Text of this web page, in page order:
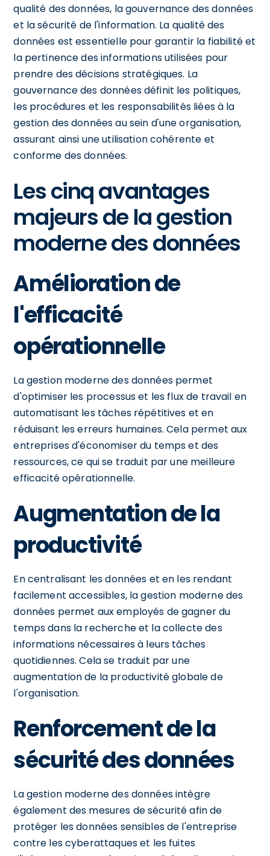
qualité des données, la gouvernance des données
et la sécurité de l'information. La qualité des
données est essentielle pour garantir la fiabilité et
la pertinence des informations utilisées pour
prendre des décisions stratégiques. La
gouvernance des données définit les politiques,
les procédures et les responsabilités liées à la
gestion des données au sein d'une organisation,
assurant ainsi une utilisation cohérente et
conforme des données.
Les cinq avantages
majeurs de la gestion
moderne des données
Amélioration de
l'efficacité
opérationnelle
La gestion moderne des données permet
d'optimiser les processus et les flux de travail en
automatisant les tâches répétitives et en
réduisant les erreurs humaines. Cela permet aux
entreprises d'économiser du temps et des
ressources, ce qui se traduit par une meilleure
efficacité opérationnelle.
Augmentation de la
productivité
En centralisant les données et en les rendant
facilement accessibles, la gestion moderne des
données permet aux employés de gagner du
temps dans la recherche et la collecte des
informations nécessaires à leurs tâches
quotidiennes. Cela se traduit par une
augmentation de la productivité globale de
l'organisation.
Renforcement de la
sécurité des données
La gestion moderne des données intègre
également des mesures de sécurité afin de
protéger les données sensibles de l'entreprise
contre les cyberattaques et les fuites